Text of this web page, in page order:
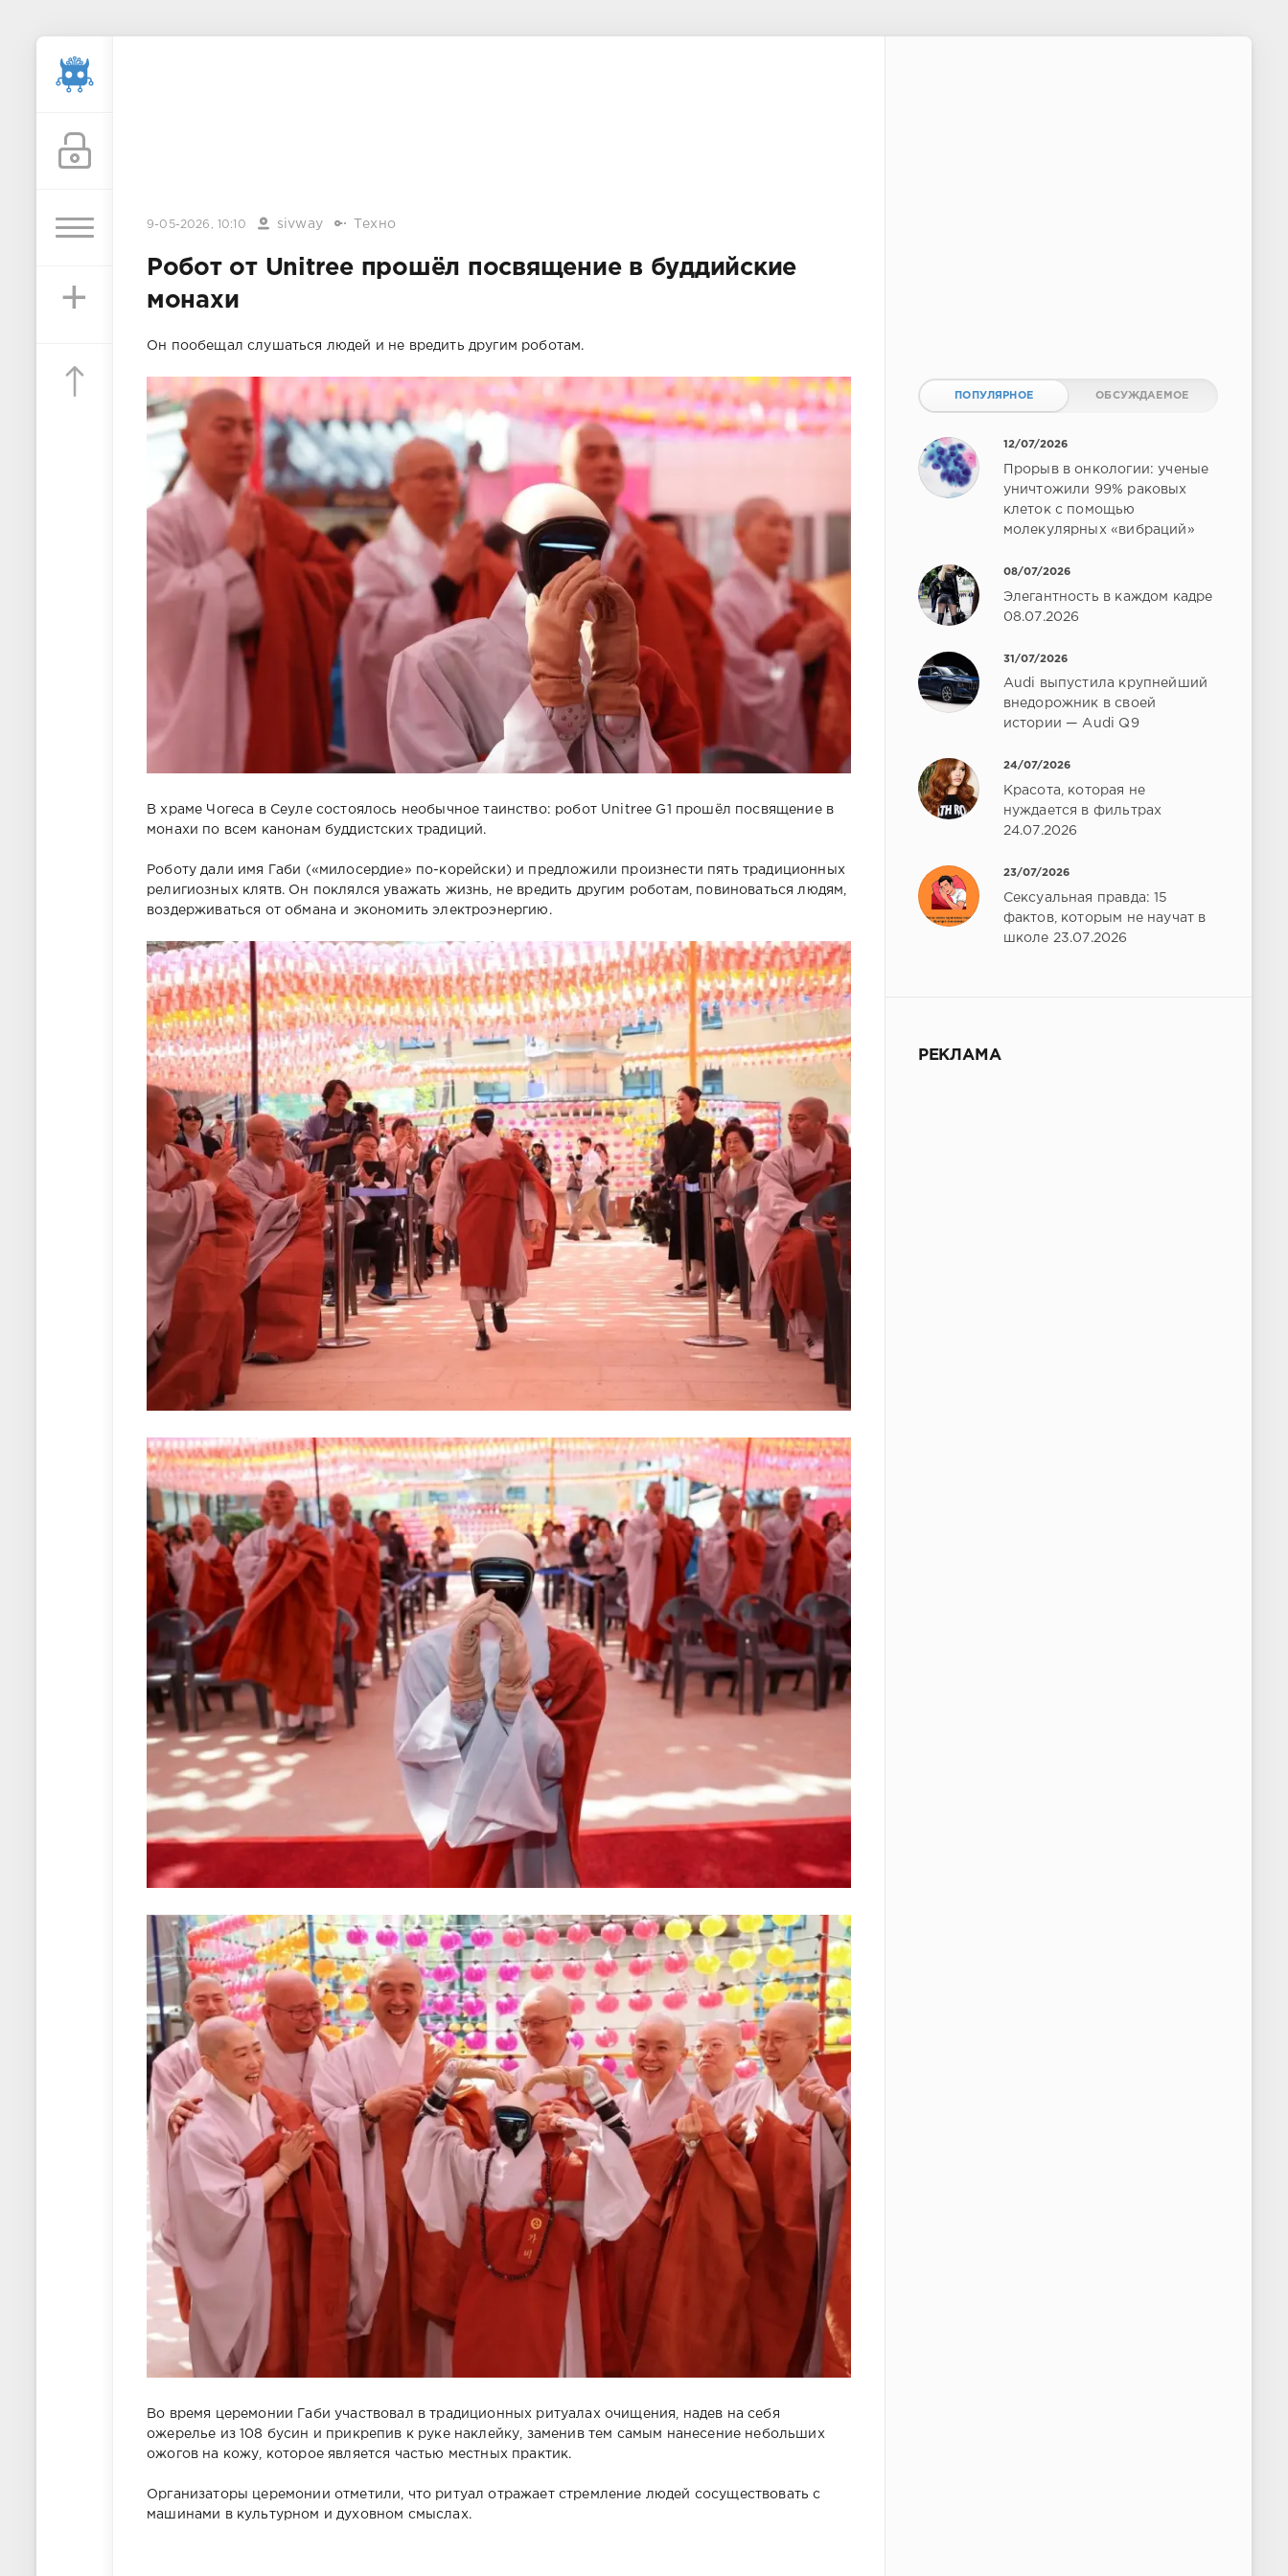
+
9-05-2026, 10:10 sivway Техно
Робот от Unitree прошёл посвящение в буддийские
монахи
Он пообещал слушаться людей и не вредить другим роботам.
В храме Чогеса в Сеуле состоялось необычное таинство: робот Unitree G1 прошёл посвящение в
монахи по всем канонам буддистских традиций.
Роботу дали имя Габи («милосердие» по-корейски) и предложили произнести пять традиционных
религиозных клятв. Он поклялся уважать жизнь, не вредить другим роботам, повиноваться людям,
воздерживаться от обмана и экономить электроэнергию.
Во время церемонии Габи участвовал в традиционных ритуалах очищения, надев на себя
ожерелье из 108 бусин и прикрепив к руке наклейку, заменив тем самым нанесение небольших
ожогов на кожу, которое является частью местных практик.
Организаторы церемонии отметили, что ритуал отражает стремление людей сосуществовать с
машинами в культурном и духовном смыслах.
ПОПУЛЯРНОЕ ОБСУЖДАЕМОЕ
12/07/2026
Прорыв в онкологии: ученые
уничтожили 99% раковых
клеток с помощью
молекулярных «вибраций»
08/07/2026
Элегантность в каждом кадре
08.07.2026
31/07/2026
Audi выпустила крупнейший
внедорожник в своей
истории — Audi Q9
24/07/2026
Красота, которая не
нуждается в фильтрах
24.07.2026
23/07/2026
Сексуальная правда: 15
фактов, которым не научат в
школе 23.07.2026
РЕКЛАМА